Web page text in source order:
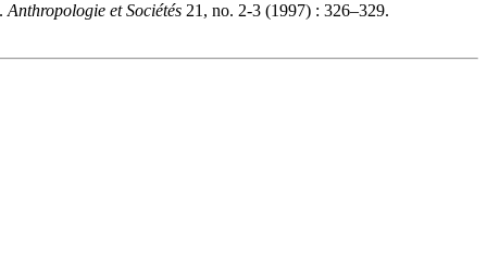
Anthropologie et Sociétés 21, no. 2-3 (1997) : 326–329.